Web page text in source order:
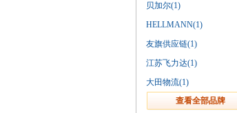
贝加尔(1)
HELLMANN(1)
友旗供应链(1)
江苏飞力达(1)
大田物流(1)